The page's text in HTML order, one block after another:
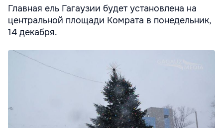
Главная ель Гагаузии будет установлена на
центральной площади Комрата в понедельник,
14 декабря.